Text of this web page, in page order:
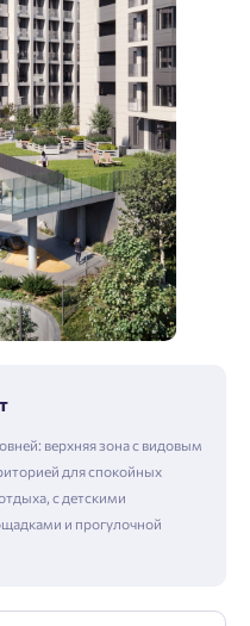
верхняя зона с видовым
для спокойных
с детскими
и прогулочной